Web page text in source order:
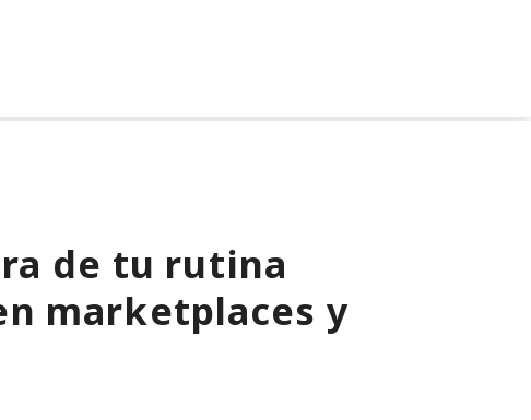
de tu rutina
marketplaces y